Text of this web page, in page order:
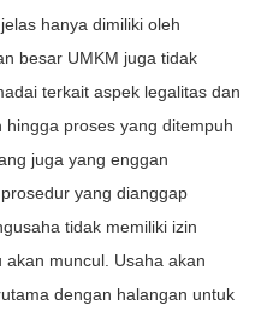
hanya dimiliki oleh
besar UMKM juga tidak
terkait aspek legalitas dan
proses yang ditempuh
juga yang enggan
yang dianggap
tidak memiliki izin
muncul. Usaha akan
dengan halangan untuk